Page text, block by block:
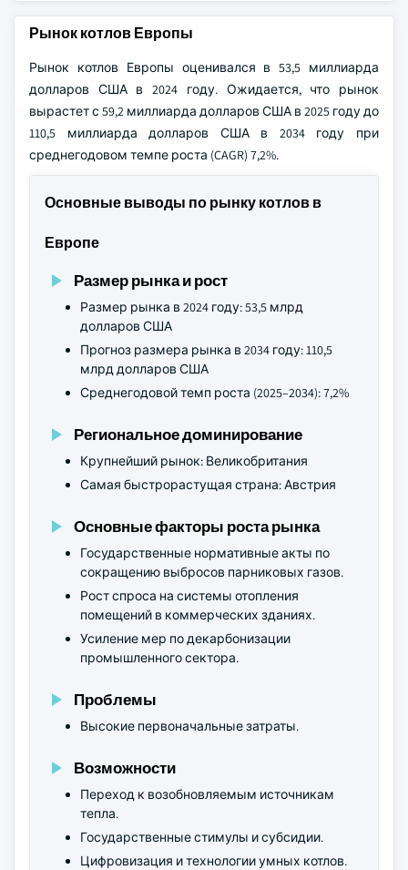
Рынок котлов Европы
Рынок котлов Европы оценивался в 53,5 миллиарда
долларов США в 2024 году. Ожидается, что рынок
вырастет с 59,2 миллиарда долларов США в 2025 году до
110,5 миллиарда долларов США в 2034 году при
среднегодовом темпе роста (CAGR) 7,2%.
Основные выводы по рынку котлов в
Европе
Размер рынка и рост
Размер рынка в 2024 году: 53,5 млрд
долларов США
Прогноз размера рынка в 2034 году: 110,5
млрд долларов США
Среднегодовой темп роста (2025–2034): 7,2%
Региональное доминирование
Крупнейший рынок: Великобритания
Самая быстрорастущая страна: Австрия
Основные факторы роста рынка
Государственные нормативные акты по
сокращению выбросов парниковых газов.
Рост спроса на системы отопления
помещений в коммерческих зданиях.
Усиление мер по декарбонизации
промышленного сектора.
Проблемы
Высокие первоначальные затраты.
Возможности
Переход к возобновляемым источникам
тепла.
Государственные стимулы и субсидии.
Цифровизация и технологии умных котлов.